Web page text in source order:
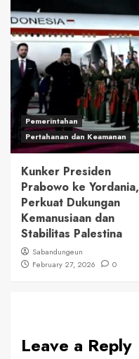
Pemerintahan
Pertahanan dan Keamanan
Kunker Presiden
Prabowo ke Yordania,
Perkuat Dukungan
Kemanusiaan dan
Stabilitas Palestina
Sabandungeun
February 27, 2026
0
Leave a Reply